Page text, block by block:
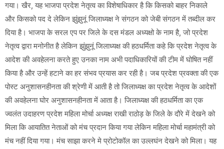
गया। खैर, यह भाजपा प्रदेश नेतृत्व का विशेषाधिकार है कि किसको बाहर निकाले
और किसको पद दे लेकिन झुंझुनूं जिलाध्यक्ष ने संगठन को जेबी संगठन में तब्दील कर
दिया है। भाजपा के सरल एप पर जिले के दस मंडल अध्यक्षो के नाम है, जो प्रदेश
नेतृत्व द्वारा मनोनीत है लेकिन झुंझुनूं जिलाध्यक्ष की हठधर्मिता कहे कि प्रदेश नेतृत्व के
आदेश की अवहेलना करते हुए उनका नाम अभी पदाधिकारियों की टीम में घोषित नहीं
किया है और उन्हें हटाने का हर संभव प्रयास कर रही है। जब प्रदेश प्रवक्ता की एक
पोस्ट अनुशासनहीनता की श्रेणी में आती है तो जिलाध्यक्ष का प्रदेश नेतृत्व के आदेशों
की अवहेलना घोर अनुशासनहीनता में आता है। जिलाध्यक्ष की हठधर्मिता का एक
ज्वलंत उदाहरण प्रदेश महिला मोर्चा अध्यक्ष राखी राठोड़ के जिले के दौरे में देखने को
मिला कि आयातित नेताओं को मंच प्रदान किया गया लेकिन महिला मोर्चा महामंत्री को
मंच नहीं दिया गया। मंच साझा करने मे प्रोटोकॉल का उल्लघंन देखने को मिला। यह